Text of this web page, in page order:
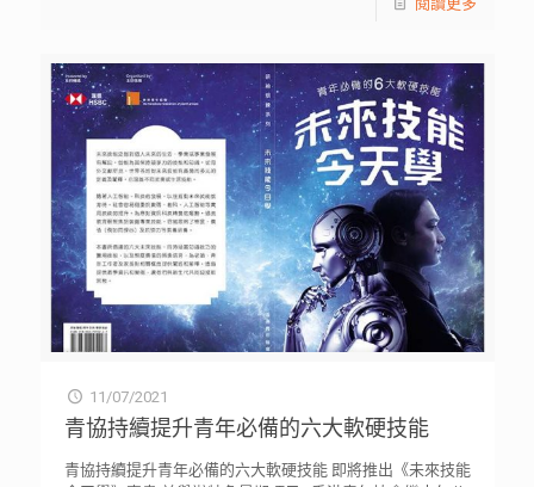
11/07/2021
青協持續提升青年必備的六大軟硬技能
青協持續提升青年必備的六大軟硬技能 即將推出《未來技能